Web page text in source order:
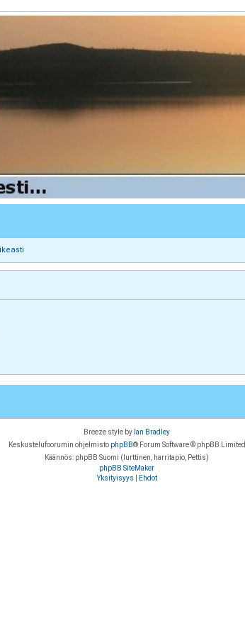
Breeze style by Ian Bradley
Keskustelufoorumin ohjelmisto phpBB® Forum Software © phpBB Limited
Käännös: phpBB Suomi (lurttinen, harritapio, Pettis)
phpBB SiteMaker
Yksityisyys
Ehdot